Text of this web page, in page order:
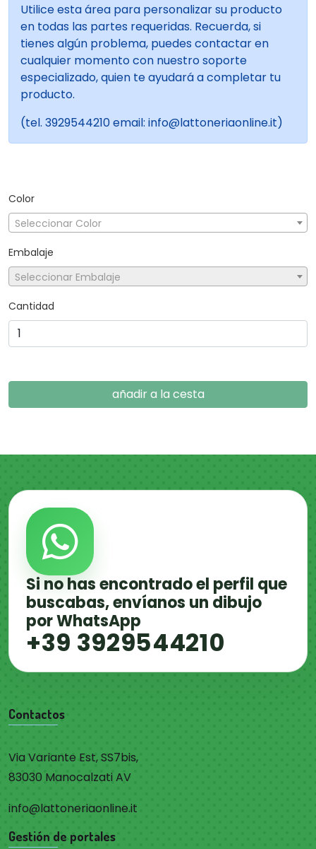
Utilice esta área para personalizar su producto
en todas las partes requeridas. Recuerda, si
tienes algún problema, puedes contactar en
cualquier momento con nuestro soporte
especializado, quien te ayudará a completar tu
producto.
(tel. 3929544210 email: info@lattoneriaonline.it)
Color
Seleccionar Color
Embalaje
Seleccionar Embalaje
Cantidad
añadir a la cesta
Si no has encontrado el perfil que
buscabas, envíanos un dibujo
por WhatsApp
+39 3929544210
Contactos
Via Variante Est, SS7bis,
83030 Manocalzati AV
info@lattoneriaonline.it
Gestión de portales